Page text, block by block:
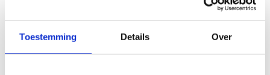
Toestemming Details Over